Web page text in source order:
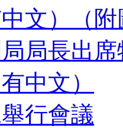
文）（
局長出
中文）
行會議